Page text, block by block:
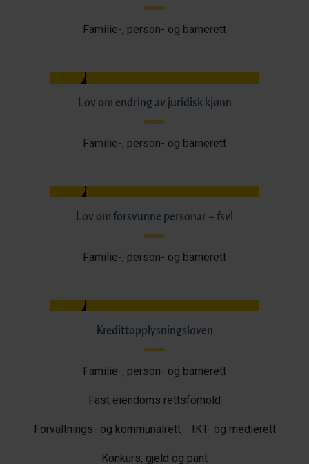
Familie-, person- og barnerett
Lov om endring av juridisk kjønn
Familie-, person- og barnerett
Lov om forsvunne personar – fsvl
Familie-, person- og barnerett
Kredittopplysningsloven
Familie-, person- og barnerett
Fast eiendoms rettsforhold
Forvaltnings- og kommunalrett IKT- og medierett
Konkurs, gjeld og pant